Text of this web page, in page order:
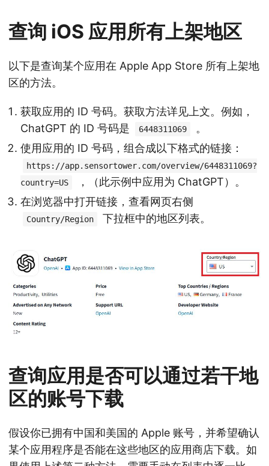
查询 iOS 应用所有上架地区
以下是查询某个应用在 Apple App Store 所有上架地
区的方法。
获取应用的 ID 号码。获取方法详见上文。例如，
ChatGPT 的 ID 号码是
6448311069
。
使用应用的 ID 号码，组合成以下格式的链接：
https://app.sensortower.com/overview/6448311069?
country=US
，（此示例中应用为 ChatGPT）。
在浏览器中打开链接，查看网页右侧
Country/Region 下拉框中的地区列表。
查询应用是否可以通过若干地
区的账号下载
假设你已拥有中国和美国的 Apple 账号，并希望确认
某个应用程序是否能在这些地区的应用商店下载。如